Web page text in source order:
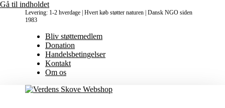
Gå til indholdet
Levering: 1-2 hverdage | Hvert køb støtter naturen | Dansk NGO siden
1983
Bliv støttemedlem
Donation
Handelsbetingelser
Kontakt
Om os